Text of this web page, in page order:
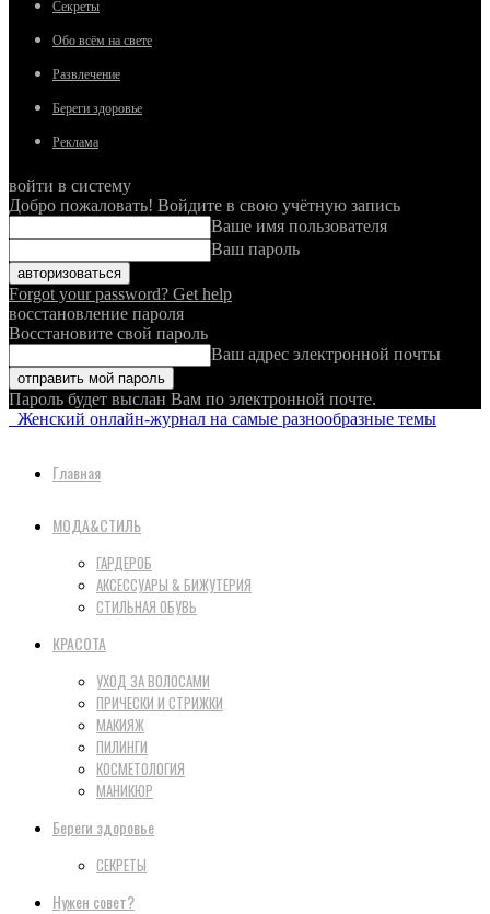
Секреты
Обо всём на свете
Развлечение
Береги здоровье
Реклама
войти в систему
Добро пожаловать! Войдите в свою учётную запись
Ваше имя пользователя
Ваш пароль
Forgot your password? Get help
восстановление пароля
Восстановите свой пароль
Ваш адрес электронной почты
Пароль будет выслан Вам по электронной почте.
Женский онлайн-журнал на самые разнообразные темы
Главная
МОДА&СТИЛЬ
ГАРДЕРОБ
АКСЕССУАРЫ & БИЖУТЕРИЯ
СТИЛЬНАЯ ОБУВЬ
КРАСОТА
УХОД ЗА ВОЛОСАМИ
ПРИЧЕСКИ И СТРИЖКИ
МАКИЯЖ
ПИЛИНГИ
КОСМЕТОЛОГИЯ
МАНИКЮР
Береги здоровье
СЕКРЕТЫ
Нужен совет?